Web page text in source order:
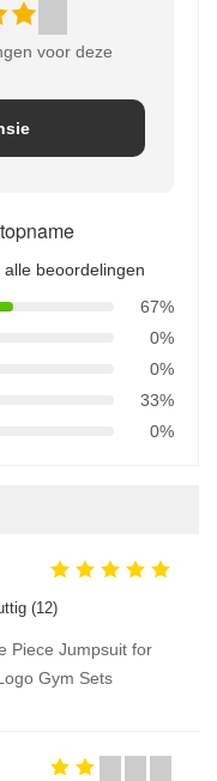
voor deze
beoordelingen
67%
0%
0%
33%
0%
(12)
Piece Jumpsuit for
Gym Sets